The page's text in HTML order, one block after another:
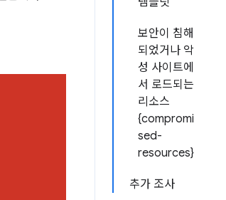
보안이 침해
되었거나 악
성 사이트에
서 로드되는
리소스
{compromi
sed-
resources}
추가 조사